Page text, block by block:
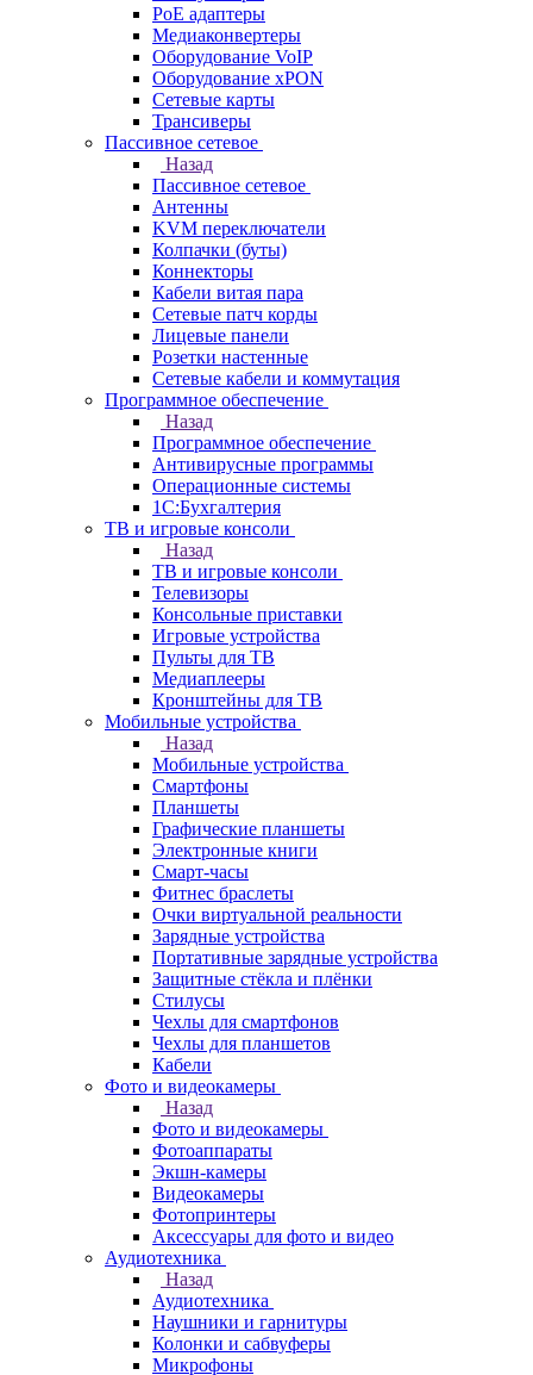
PoE адаптеры
Медиаконвертеры
Оборудование VoIP
Оборудование xPON
Сетевые карты
Трансиверы
Пассивное сетевое
Назад
Пассивное сетевое
Антенны
KVM переключатели
Колпачки (буты)
Коннекторы
Кабели витая пара
Сетевые патч корды
Лицевые панели
Розетки настенные
Сетевые кабели и коммутация
Программное обеспечение
Назад
Программное обеспечение
Антивирусные программы
Операционные системы
1С:Бухгалтерия
ТВ и игровые консоли
Назад
ТВ и игровые консоли
Телевизоры
Консольные приставки
Игровые устройства
Пульты для ТВ
Медиаплееры
Кронштейны для ТВ
Мобильные устройства
Назад
Мобильные устройства
Смартфоны
Планшеты
Графические планшеты
Электронные книги
Смарт-часы
Фитнес браслеты
Очки виртуальной реальности
Зарядные устройства
Портативные зарядные устройства
Защитные стёкла и плёнки
Стилусы
Чехлы для смартфонов
Чехлы для планшетов
Кабели
Фото и видеокамеры
Назад
Фото и видеокамеры
Фотоаппараты
Экшн-камеры
Видеокамеры
Фотопринтеры
Аксессуары для фото и видео
Аудиотехника
Назад
Аудиотехника
Наушники и гарнитуры
Колонки и сабвуферы
Микрофоны